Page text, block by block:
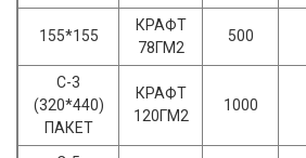
155*155
КРАФТ
78ГМ2
500
С-3
(320*440)
ПАКЕТ
КРАФТ
120ГМ2
1000